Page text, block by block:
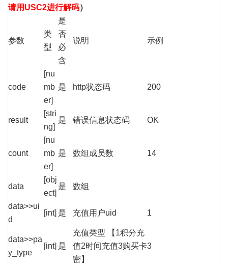
请用USC2进行解码）
参数
类
型
是
否
必
含
说明 示例
code
[nu
mb
er]
是 http状态码 200
result
[stri
ng]
是 错误信息状态码 OK
count
[nu
mb
er]
是 数组成员数 14
data
[obj
ect]
是 数组
data>>ui
d
[int] 是 充值用户uid 1
data>>pa
y_type
[int] 是
充值类型 【1积分充
值2时间充值3购买卡
密】
3